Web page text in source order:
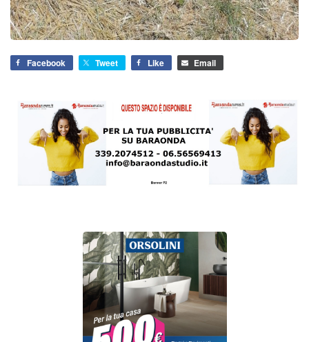
Facebook Tweet Like Email